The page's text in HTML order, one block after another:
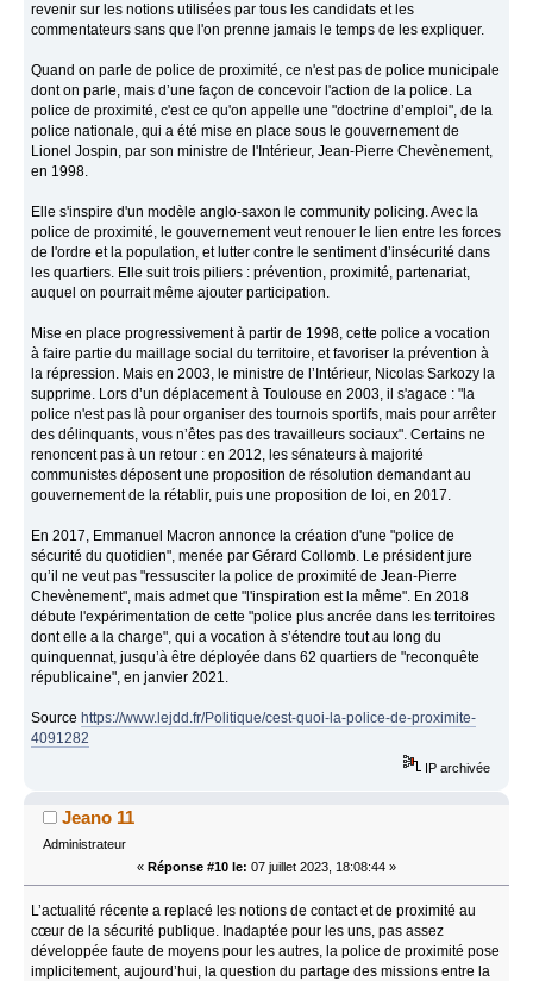
revenir sur les notions utilisées par tous les candidats et les
commentateurs sans que l'on prenne jamais le temps de les expliquer.
Quand on parle de police de proximité, ce n'est pas de police municipale
dont on parle, mais d’une façon de concevoir l'action de la police. La
police de proximité, c'est ce qu'on appelle une "doctrine d’emploi", de la
police nationale, qui a été mise en place sous le gouvernement de
Lionel Jospin, par son ministre de l'Intérieur, Jean-Pierre Chevènement,
en 1998.
Elle s'inspire d'un modèle anglo-saxon le community policing. Avec la
police de proximité, le gouvernement veut renouer le lien entre les forces
de l'ordre et la population, et lutter contre le sentiment d’insécurité dans
les quartiers. Elle suit trois piliers : prévention, proximité, partenariat,
auquel on pourrait même ajouter participation.
Mise en place progressivement à partir de 1998, cette police a vocation
à faire partie du maillage social du territoire, et favoriser la prévention à
la répression. Mais en 2003, le ministre de l’Intérieur, Nicolas Sarkozy la
supprime. Lors d’un déplacement à Toulouse en 2003, il s'agace : "la
police n'est pas là pour organiser des tournois sportifs, mais pour arrêter
des délinquants, vous n’êtes pas des travailleurs sociaux". Certains ne
renoncent pas à un retour : en 2012, les sénateurs à majorité
communistes déposent une proposition de résolution demandant au
gouvernement de la rétablir, puis une proposition de loi, en 2017.
En 2017, Emmanuel Macron annonce la création d'une "police de
sécurité du quotidien", menée par Gérard Collomb. Le président jure
qu’il ne veut pas "ressusciter la police de proximité de Jean-Pierre
Chevènement", mais admet que "l'inspiration est la même". En 2018
débute l'expérimentation de cette "police plus ancrée dans les territoires
dont elle a la charge", qui a vocation à s’étendre tout au long du
quinquennat, jusqu’à être déployée dans 62 quartiers de "reconquête
républicaine", en janvier 2021.
Source https://www.lejdd.fr/Politique/cest-quoi-la-police-de-proximite-
4091282
IP archivée
Jeano 11
Administrateur
« Réponse #10 le: 07 juillet 2023, 18:08:44 »
L’actualité récente a replacé les notions de contact et de proximité au
cœur de la sécurité publique. Inadaptée pour les uns, pas assez
développée faute de moyens pour les autres, la police de proximité pose
implicitement, aujourd’hui, la question du partage des missions entre la